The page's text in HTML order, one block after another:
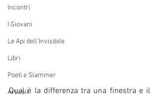
Incontri
I Giovani
Le Api dell'Invisibile
Libri
Poeti e Slammer
Articoli
Qual è la differenza tra una finestra e il